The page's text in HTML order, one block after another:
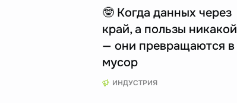
🤓 Когда данных через
край, а пользы никакой
— они превращаются в
мусор
ИНДУСТРИЯ